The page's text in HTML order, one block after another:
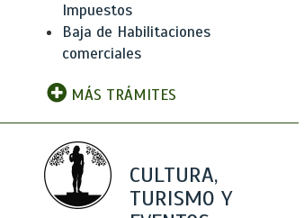
Impuestos
Baja de Habilitaciones
comerciales
MÁS TRÁMITES
CULTURA,
TURISMO Y